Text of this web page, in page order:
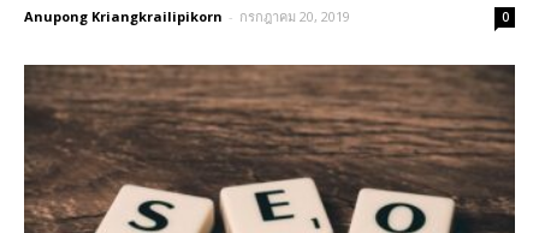
Anupong Kriangkrailipikorn - กรกฎาคม 20, 2019 0